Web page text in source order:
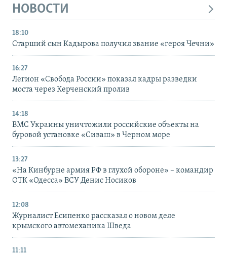
НОВОСТИ
18:10
Старший сын Кадырова получил звание «героя Чечни»
16:27
Легион «Свобода России» показал кадры разведки
моста через Керченский пролив
14:18
ВМС Украины уничтожили российские объекты на
буровой установке «Сиваш» в Черном море
13:27
«На Кинбурне армия РФ в глухой обороне» – командир
ОТК «Одесса» ВСУ Денис Носиков
12:08
Журналист Есипенко рассказал о новом деле
крымского автомеханика Шведа
11:11